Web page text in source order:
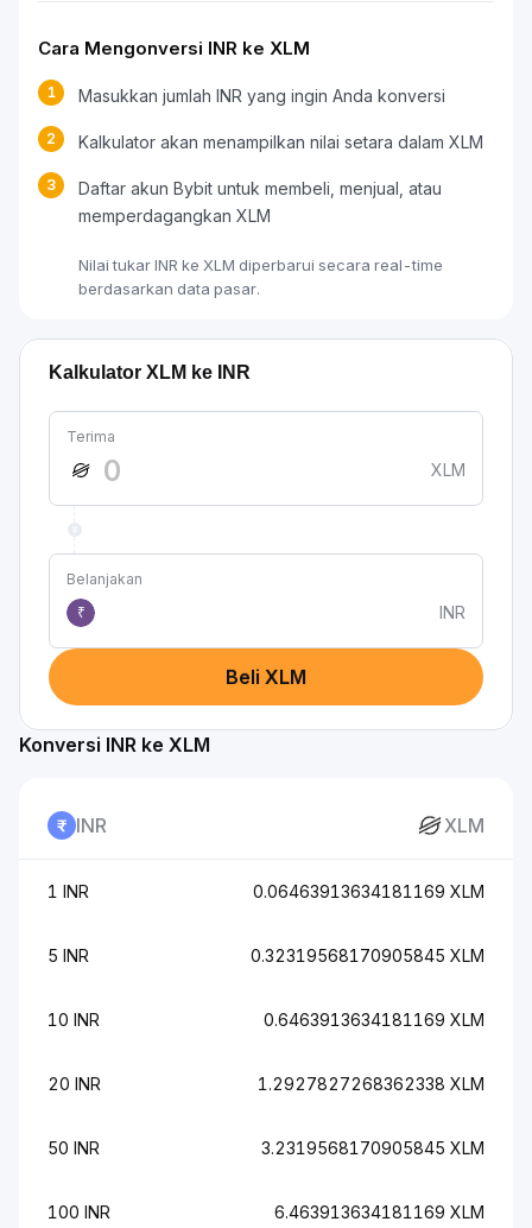
Cara Mengonversi INR ke XLM
1 Masukkan jumlah INR yang ingin Anda konversi
2 Kalkulator akan menampilkan nilai setara dalam XLM
3
Daftar akun Bybit untuk membeli, menjual, atau
memperdagangkan XLM
Nilai tukar INR ke XLM diperbarui secara real-time
berdasarkan data pasar.
Kalkulator XLM ke INR
Terima
XLM
Belanjakan
₹
INR
Beli XLM
Konversi INR ke XLM
INR XLM
1 INR 0.06463913634181169 XLM
5 INR 0.32319568170905845 XLM
10 INR 0.6463913634181169 XLM
20 INR 1.2927827268362338 XLM
50 INR 3.2319568170905845 XLM
100 INR 6.463913634181169 XLM